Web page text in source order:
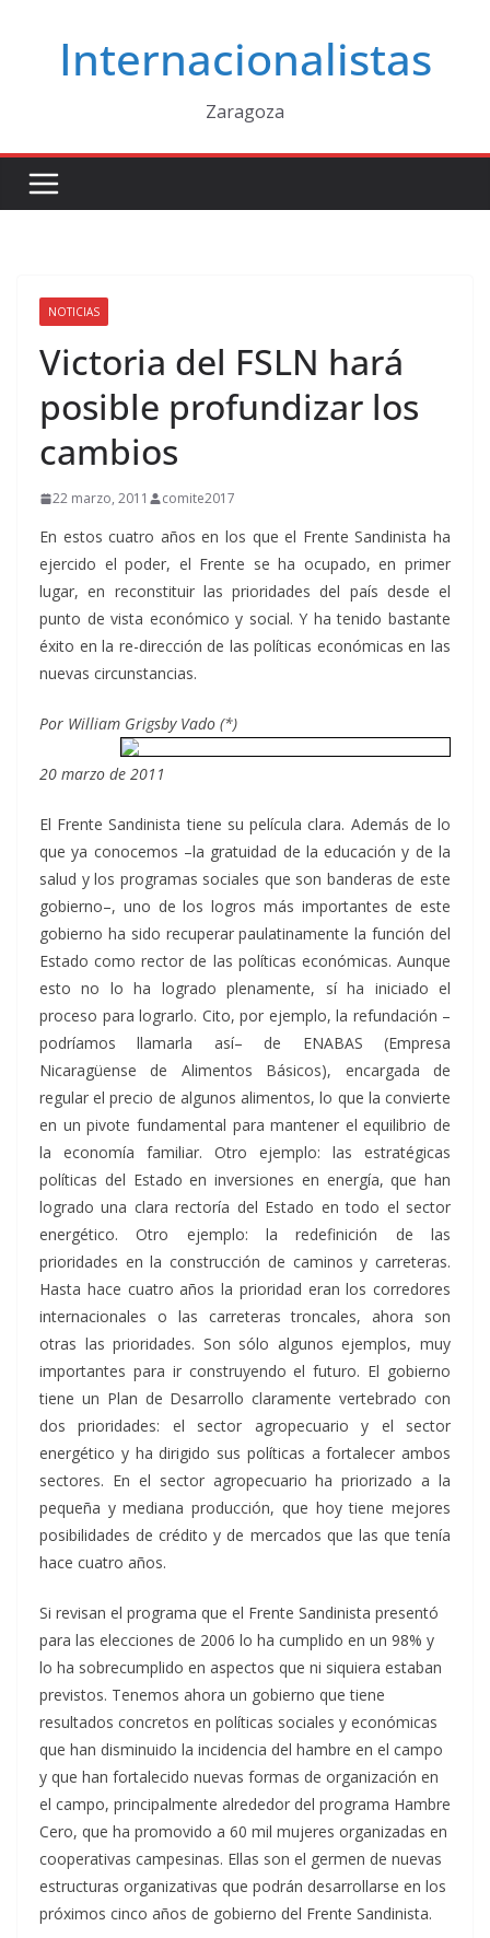
contenidoInternacionalistas
Zaragoza
NOTICIAS
Victoria del FSLN hará
posible profundizar los
cambios
22 marzo, 2011 comite2017
En estos cuatro años en los que el Frente Sandinista ha
ejercido el poder, el Frente se ha ocupado, en primer
lugar, en reconstituir las prioridades del país desde el
punto de vista económico y social. Y ha tenido bastante
éxito en la re-dirección de las políticas económicas en las
nuevas circunstancias.
Por William Grigsby Vado (*)
20 marzo de 2011
El Frente Sandinista tiene su película clara. Además de lo
que ya conocemos –la gratuidad de la educación y de la
salud y los programas sociales que son banderas de este
gobierno–, uno de los logros más importantes de este
gobierno ha sido recuperar paulatinamente la función del
Estado como rector de las políticas económicas. Aunque
esto no lo ha logrado plenamente, sí ha iniciado el
proceso para lograrlo. Cito, por ejemplo, la refundación –
podríamos llamarla así– de ENABAS (Empresa
Nicaragüense de Alimentos Básicos), encargada de
regular el precio de algunos alimentos, lo que la convierte
en un pivote fundamental para mantener el equilibrio de
la economía familiar. Otro ejemplo: las estratégicas
políticas del Estado en inversiones en energía, que han
logrado una clara rectoría del Estado en todo el sector
energético. Otro ejemplo: la redefinición de las
prioridades en la construcción de caminos y carreteras.
Hasta hace cuatro años la prioridad eran los corredores
internacionales o las carreteras troncales, ahora son
otras las prioridades. Son sólo algunos ejemplos, muy
importantes para ir construyendo el futuro. El gobierno
tiene un Plan de Desarrollo claramente vertebrado con
dos prioridades: el sector agropecuario y el sector
energético y ha dirigido sus políticas a fortalecer ambos
sectores. En el sector agropecuario ha priorizado a la
pequeña y mediana producción, que hoy tiene mejores
posibilidades de crédito y de mercados que las que tenía
hace cuatro años.
Si revisan el programa que el Frente Sandinista presentó
para las elecciones de 2006 lo ha cumplido en un 98% y
lo ha sobrecumplido en aspectos que ni siquiera estaban
previstos. Tenemos ahora un gobierno que tiene
resultados concretos en políticas sociales y económicas
que han disminuido la incidencia del hambre en el campo
y que han fortalecido nuevas formas de organización en
el campo, principalmente alrededor del programa Hambre
Cero, que ha promovido a 60 mil mujeres organizadas en
cooperativas campesinas. Ellas son el germen de nuevas
estructuras organizativas que podrán desarrollarse en los
próximos cinco años de gobierno del Frente Sandinista.